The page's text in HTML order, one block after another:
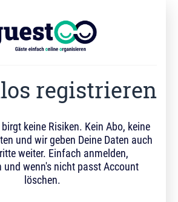
registrieren
keine Risiken. Kein Abo, keine
und wir geben Deine Daten auch
weiter. Einfach anmelden,
und wenn's nicht passt Account
löschen.